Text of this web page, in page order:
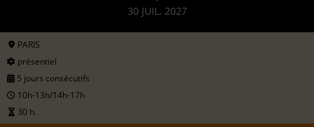
30 JUIL. 2027
PARIS
présentiel
5 jours consécutifs
10h-13h/14h-17h
30 h.